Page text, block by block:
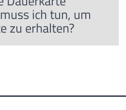
ich tun, um
zu erhalten?